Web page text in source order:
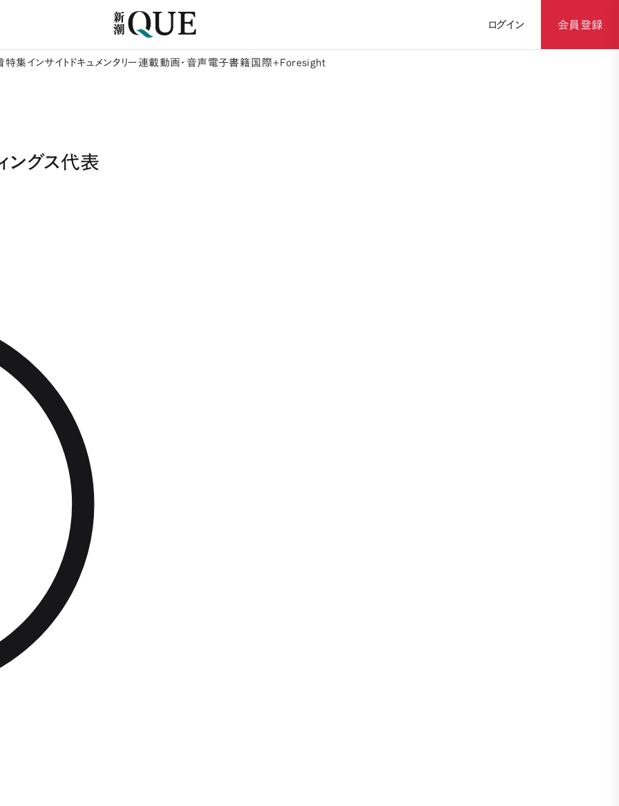
ログイン 会員登録
特集 インサイト ドキュメンタリー 連載動画・音声 電子書籍 国際+Foresight
ングス代表